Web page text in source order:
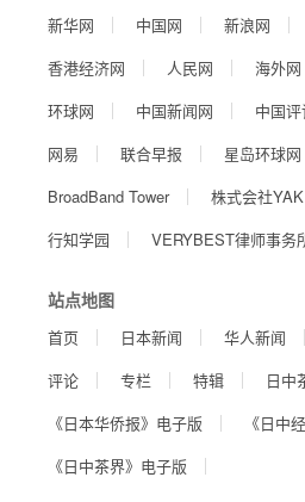
新华网 中国网 新浪网
香港经济网
人民网 海外网
环球网
中国新闻网 中国
网易
联合早报
星岛环球网
BroadBand Tower
株式会社YAK
行知学园
VERYBEST律师事务
站点地图
首页 日本新闻 华人新闻
评论
专栏 特辑
日中
《日本华侨报》电子版
《日中
《日中茶界》电子版